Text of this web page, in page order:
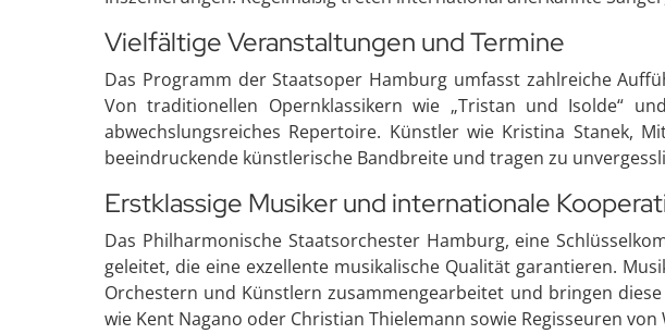
Vielfältige Veranstaltungen und Termine
Das Programm der Staatsoper Hamburg umfasst zahlreiche
Von traditionellen Opernklassikern wie „Tristan und Isolde“
abwechslungsreiches Repertoire. Künstler wie Kristina Stanek,
beeindruckende künstlerische Bandbreite und tragen zu
Erstklassige Musiker und internationale
Das Philharmonische Staatsorchester Hamburg, eine
geleitet, die eine exzellente musikalische Qualität garantieren.
Orchestern und Künstlern zusammengearbeitet und bringen
wie Kent Nagano oder Christian Thielemann sowie Regisseuren